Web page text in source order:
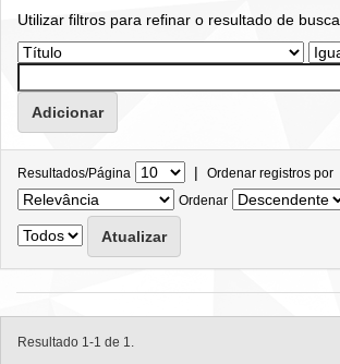
Utilizar filtros para refinar o resultado de busca.
Resultados/Página | Ordenar registros por
Ordenar
Resultado 1-1 de 1.